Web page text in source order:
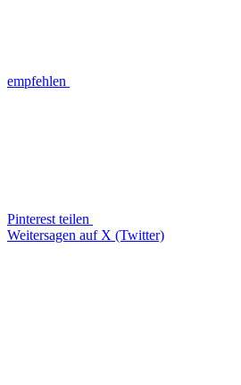
empfehlen
Pinterest teilen
Weitersagen auf X (Twitter)